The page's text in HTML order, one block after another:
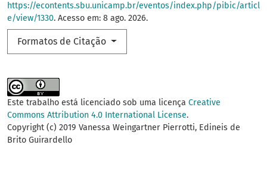
https://econtents.sbu.unicamp.br/eventos/index.php/pibic/articl
e/view/1330. Acesso em: 8 ago. 2026.
Formatos de Citação
Este trabalho está licenciado sob uma licença Creative
Commons Attribution 4.0 International License.
Copyright (c) 2019 Vanessa Weingartner Pierrotti, Edineis de
Brito Guirardello